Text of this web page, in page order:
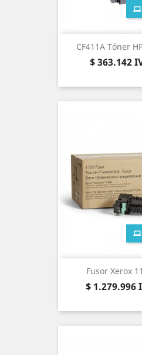
CF411A Tóner
Precio
$ 363.142
Fusor Xerox
Precio
$ 1.279.996